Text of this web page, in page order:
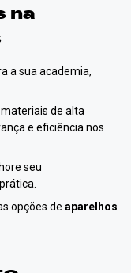
na
a sua academia,
de alta
e eficiência nos
seu
opções deaparelhos